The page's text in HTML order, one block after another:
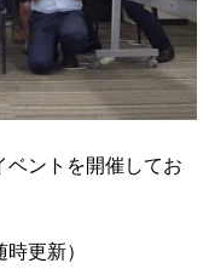
ベントを開催してお
時更新）